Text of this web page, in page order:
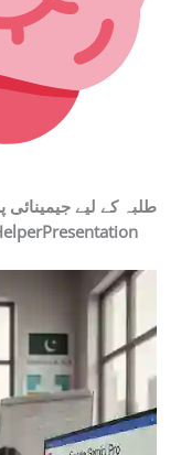
طلبہ کے لیے جیمینائی